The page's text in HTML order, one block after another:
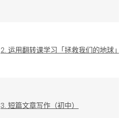
2. 运用翻转课学习「拯救我们的地球」
3. 短篇文章写作（初中）